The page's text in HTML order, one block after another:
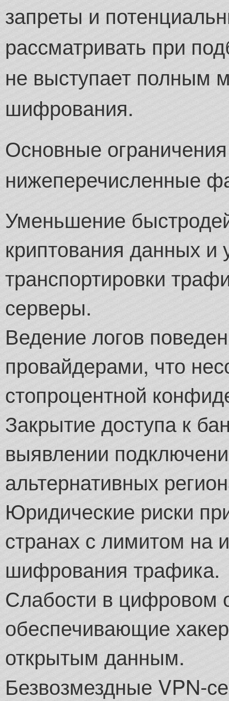
запреты и
рассматривать при
не выступает полным
шифрования.
Основные
нижеперечисленные
Уменьшение
криптования данных и
транспортировки
серверы.
Ведение логов
провайдерами, что
стопроцентной
Закрытие доступа к
выявлении
альтернативных
Юридические риски
странах с лимитом на
шифрования трафика.
Слабости в цифровом
обеспечивающие
открытым данным.
Безвозмездные VPN-